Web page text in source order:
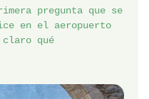
pregunta que se
en el aeropuerto
claro qué